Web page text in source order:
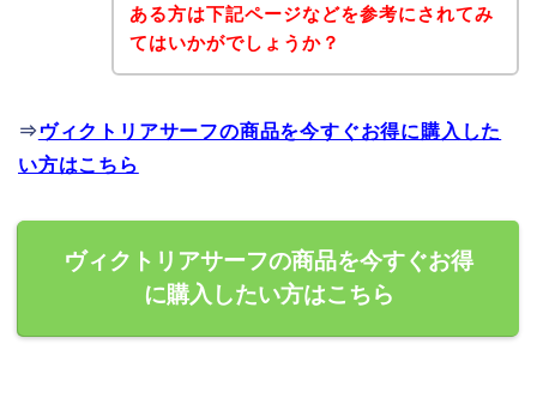
ある方は下記ページなどを参考にされてみ
てはいかがでしょうか？
⇒ ヴィクトリアサーフの商品を今すぐお得に購入した
い方はこちら
ヴィクトリアサーフの商品を今すぐお得
に購入したい方はこちら